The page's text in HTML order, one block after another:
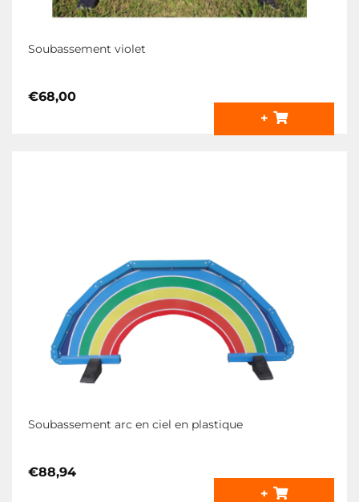
Soubassement violet
€68,00
+
Soubassement arc en ciel en plastique
€88,94
+